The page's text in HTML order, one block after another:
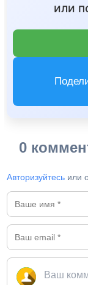
или
0
Авторизуйтесь или